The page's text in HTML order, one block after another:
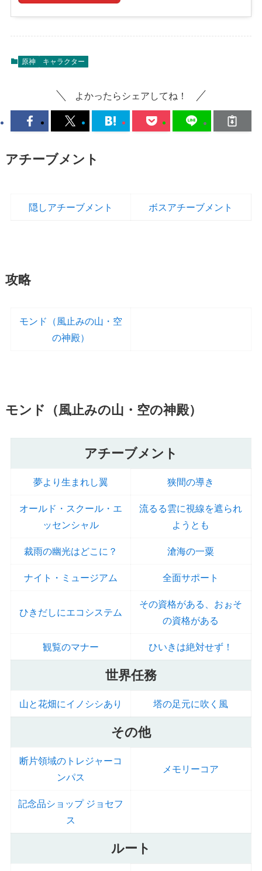
原神 キャラクター
よかったらシェアしてね！
アチーブメント
隠しアチーブメント ボスアチーブメント
攻略
モンド（風止みの山・空
の神殿）
モンド（風止みの山・空の神殿）
アチーブメント
夢より生まれし翼 狭間の導き
オールド・スクール・エ
ッセンシャル
流るる雲に視線を遮られ
ようとも
裁雨の幽光はどこに？ 滄海の一粟
ナイト・ミュージアム 全面サポート
ひきだしにエコシステム
その資格がある、おぉそ
の資格がある
観覧のマナー ひいきは絶対せず！
世界任務
山と花畑にイノシシあり 塔の足元に吹く風
その他
断片領域のトレジャーコ
ンパス
メモリーコア
記念品ショップ ジョセフ
ス
ルート